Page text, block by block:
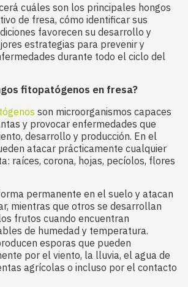
cuáles son los principales hongos
de fresa, cómo identificar sus
favorecen su desarrollo y
estrategias para prevenir y
durante todo el ciclo del
fitopatógenos en fresa?
son microorganismos capaces
y provocar enfermedades que
desarrollo y producción. En el
atacar prácticamente cualquier
raíces, corona, hojas, pecíolos, flores
permanente en el suelo y atacan
mientras que otros se desarrollan
frutos cuando encuentran
de humedad y temperatura.
esporas que pueden
por el viento, la lluvia, el agua de
agrícolas o incluso por el contacto